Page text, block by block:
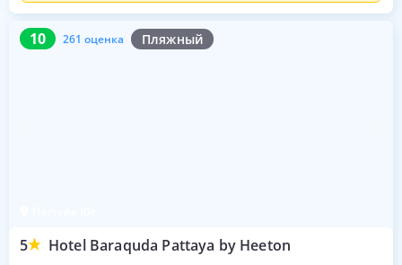
10 261 оценка Пляжный
5 Hotel Baraquda Pattaya by Heeton
10 261 оценка